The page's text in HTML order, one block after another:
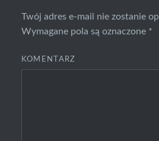
Twój adres e-mail nie zostanie
Wymagane pola są oznaczone *
KOMENTARZ